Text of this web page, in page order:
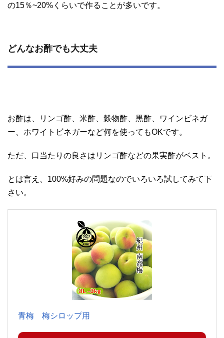
の15％~20%くらいで作ることが多いです。
どんなお酢でも大丈夫
お酢は、リンゴ酢、米酢、穀物酢、黒酢、ワインビネガ
ー、ホワイトビネガーなど何を使ってもOKです。
ただ、口当たりの良さはリンゴ酢などの果実酢がベスト。
とは言え、100%好みの問題なのでいろいろ試してみて下
さい。
青梅 梅シロップ用